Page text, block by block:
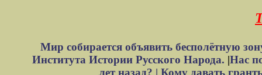
Мир собирается объявить бесполётную
Института Истории Русского Народа. |Нас